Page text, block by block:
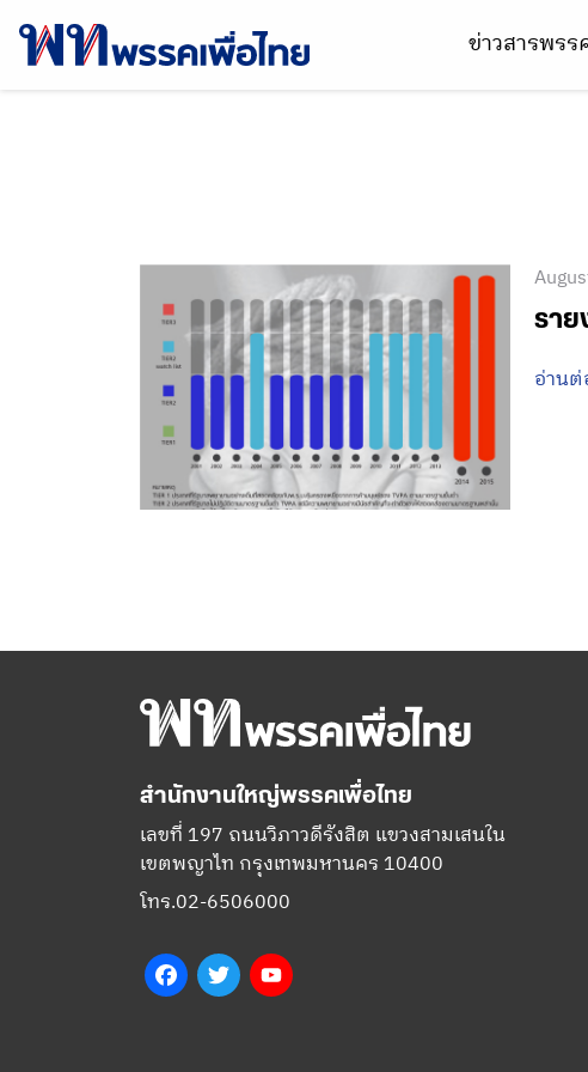
ข่าวสารพรร
ราย
อ่านต่
สำนักงานใหญ่พรรคเพื่อไทย
เลขที่ 197 ถนนวิภาวดีรังสิต แขวงสามเสนใน
เขตพญาไท กรุงเทพมหานคร 10400
โทร.02-6506000
FacebookTwitter